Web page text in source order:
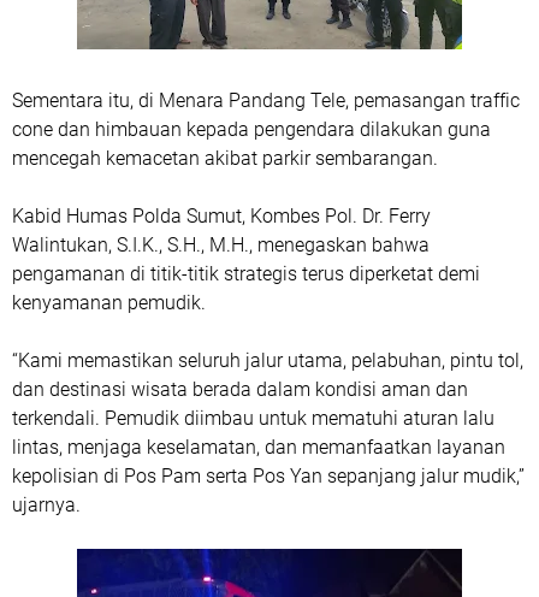
Sementara itu, di Menara Pandang Tele, pemasangan traffic
cone dan himbauan kepada pengendara dilakukan guna
mencegah kemacetan akibat parkir sembarangan.
Kabid Humas Polda Sumut, Kombes Pol. Dr. Ferry
Walintukan, S.I.K., S.H., M.H., menegaskan bahwa
pengamanan di titik-titik strategis terus diperketat demi
kenyamanan pemudik.
“Kami memastikan seluruh jalur utama, pelabuhan, pintu tol,
dan destinasi wisata berada dalam kondisi aman dan
terkendali. Pemudik diimbau untuk mematuhi aturan lalu
lintas, menjaga keselamatan, dan memanfaatkan layanan
kepolisian di Pos Pam serta Pos Yan sepanjang jalur mudik,”
ujarnya.